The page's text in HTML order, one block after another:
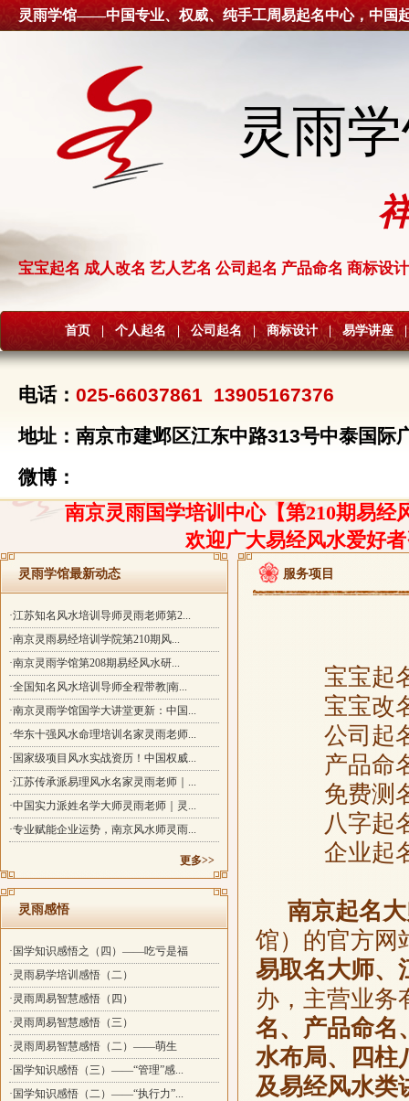
灵雨学馆——中国专业、权威、纯手工周易起名中心，中国
灵雨
宝宝起名 成人改名 艺人艺名 公司起名 产品命名 商标设计
首页 | 个人起名 | 公司起名 | 商标设计 | 易学讲座 |
电话： 025-66037861 13905167376
地址：南京市建邺区江东中路313号中泰国际
微博：
南京灵雨国学培训中心【第210期易经
欢迎广大易经风水爱好
灵雨学馆最新动态
·江苏知名风水培训导师灵雨老师第2...
·南京灵雨易经培训学院第210期风...
·南京灵雨学馆第208期易经风水研...
·全国知名风水培训导师全程带教|南...
·南京灵雨学馆国学大讲堂更新：中国...
·华东十强风水命理培训名家灵雨老师...
·国家级项目风水实战资历！中国权威...
·江苏传承派易理风水名家灵雨老师｜...
·中国实力派姓名学大师灵雨老师｜灵...
·专业赋能企业运势，南京风水师灵雨...
更多>>
灵雨感悟
·国学知识感悟之（四）——吃亏是福
·灵雨易学培训感悟（二）
·灵雨周易智慧感悟（四）
·灵雨周易智慧感悟（三）
·灵雨周易智慧感悟（二）——萌生
·国学知识感悟（三）——“管理”感...
·国学知识感悟（二）——“执行力”...
服务项目
宝宝
宝宝
公司
产品
免费
八字
企业
南京起名
馆）的官方网
易取名大师、
办，主营业务
名、产品命名
水布局、四柱
及易经风水类